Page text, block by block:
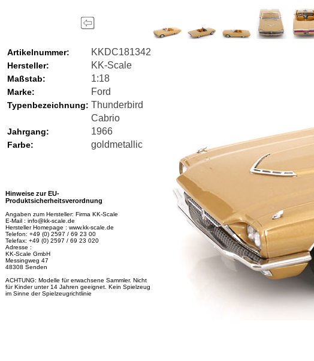
Artikelnummer: KKDC181342
Hersteller: KK-Scale
Maßstab: 1:18
Marke: Ford
Typenbezeichnung: Thunderbird
Cabrio
Jahrgang: 1966
Farbe: goldmetallic
Hinweise zur EU-
Produktsicherheitsverordnung
Angaben zum Hersteller: Firma KK-Scale
E-Mail : info@kk-scale.de
Hersteller Homepage : www.kk-scale.de
Telefon: +49 (0) 2597 / 69 23 00
Telefax: +49 (0) 2597 / 69 23 020
Adresse :
KK-Scale GmbH
Messingweg 47
48308 Senden
ACHTUNG: Modelle für erwachsene Sammler. Nicht
für Kinder unter 14 Jahren geeignet. Kein Spielzeug
im Sinne der Spielzeugrichtlinie